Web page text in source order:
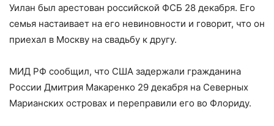
Уилан был арестован российской ФСБ 28 декабря. Его
семья настаивает на его невиновности и говорит, что он
приехал в Москву на свадьбу к другу.
МИД РФ сообщил, что США задержали гражданина
России Дмитрия Макаренко 29 декабря на Северных
Марианских островах и переправили его во Флориду.